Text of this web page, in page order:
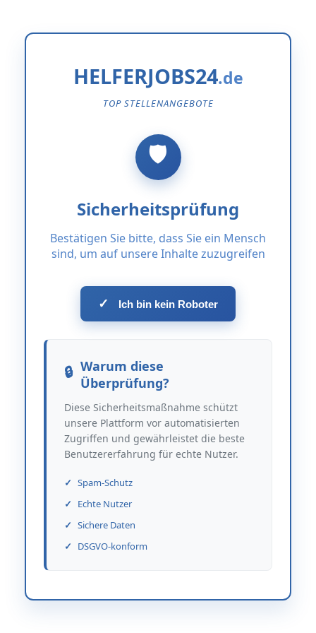
HELFERJOBS24
TOP STELLENANGEBOTE
Sicherheitsprüfung
Bestätigen Sie bitte, dass Sie ein Mensch
sind, um auf unsere Inhalte zuzugreifen
✓ Ich bin kein Roboter
Warum diese
Überprüfung?
Diese Sicherheitsmaßnahme schützt
unsere Plattform vor automatisierten
Zugriffen und gewährleistet die beste
Benutzererfahrung für echte Nutzer.
Spam-Schutz
Echte Nutzer
Sichere Daten
DSGVO-konform